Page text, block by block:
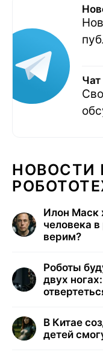
Чат
НОВОСТИ
Илон Маск
человека
верим?
Роботы
двух
В Китае
детей